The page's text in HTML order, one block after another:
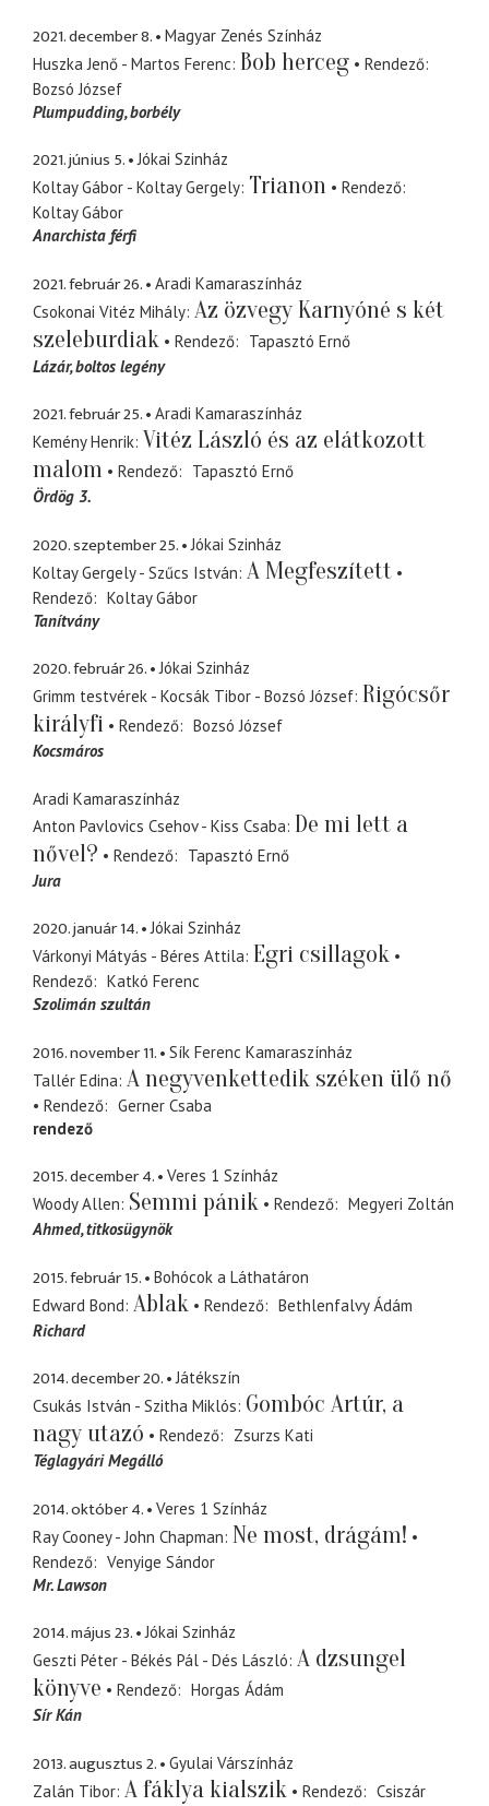
2021. december 8.
Magyar Zenés Színház
Huszka Jenő - Martos Ferenc Bob herceg
Rendező
Bozsó József
Plumpudding borbély
2021. június 5.
Jókai Szinház
Koltay Gábor - Koltay Gergely Trianon
Rendező
Koltay Gábor
Anarchista férfi
2021. február 26.
Aradi Kamaraszínház
Csokonai Vitéz Mihály Az özvegy Karnyóné s két
szeleburdiak
Rendező
Tapasztó Ernő
Lázár boltos legény
2021. február 25.
Aradi Kamaraszínház
Kemény Henrik Vitéz László és az elátkozott
malom
Rendező
Tapasztó Ernő
Ördög 3.
2020. szeptember 25.
Jókai Szinház
Koltay Gergely - Szűcs István A Megfeszített
Rendező
Koltay Gábor
Tanítvány
2020. február 26.
Jókai Szinház
Grimm testvérek - Kocsák Tibor - Bozsó József Rigócsőr
királyfi
Rendező
Bozsó József
Kocsmáros
Aradi Kamaraszínház
Anton Pavlovics Csehov - Kiss Csaba De mi lett a
nővel?
Rendező
Tapasztó Ernő
Jura
2020. január 14.
Jókai Szinház
Várkonyi Mátyás - Béres Attila Egri csillagok
Rendező
Katkó Ferenc
Szolimán szultán
2016. november 11.
Sík Ferenc Kamaraszínház
Tallér Edina A negyvenkettedik széken ülő nő
Rendező
Gerner Csaba
rendező
2015. december 4.
Veres 1 Színház
Woody Allen Semmi pánik Rendező
Megyeri Zoltán
Ahmed titkosügynök
2015. február 15.
Bohócok a Láthatáron
Edward Bond Ablak Rendező
Bethlenfalvy Ádám
Richard
2014. december 20.
Játékszín
Csukás István - Szitha Miklós Gombóc Artúr, a
nagy utazó
Rendező
Zsurzs Kati
Téglagyári Megálló
2014. október 4.
Veres 1 Színház
Ray Cooney - John Chapman Ne most, drágám!
Rendező
Venyige Sándor
Mr. Lawson
2014. május 23.
Jókai Szinház
Geszti Péter - Békés Pál - Dés László A dzsungel
könyve
Rendező
Horgas Ádám
Sír Kán
2013. augusztus 2.
Gyulai Várszínház
Zalán Tibor A fáklya kialszik Rendező
Csiszár